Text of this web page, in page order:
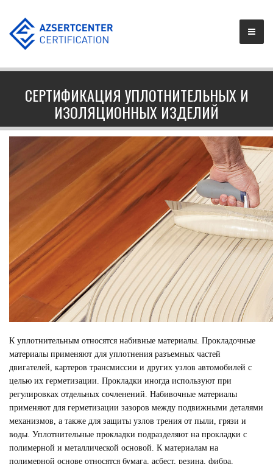
СЕРТИФИКАЦИЯ УПЛОТНИТЕЛЬНЫХ И
ИЗОЛЯЦИОННЫХ ИЗДЕЛИЙ
К уплотнительным относятся набивные материалы. Прокладочные
материалы применяют для уплотнения разъемных частей
двигателей, картеров трансмиссии и других узлов автомобилей с
целью их герметизации. Прокладки иногда используют при
регулировках отдельных сочленений. Набивочные материалы
применяют для герметизации зазоров между подвижными деталями
механизмов, а также для защиты узлов трения от пыли, грязи и
воды. Уплотнительные прокладки подразделяют на прокладки с
полимерной и металлической основой. К материалам на
полимерной основе относятся бумага, асбест, резина, фибра,